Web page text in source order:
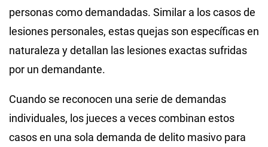
personas como demandadas. Similar a los casos de
lesiones personales, estas quejas son específicas en
naturaleza y detallan las lesiones exactas sufridas
por un demandante.
Cuando se reconocen una serie de demandas
individuales, los jueces a veces combinan estos
casos en una sola demanda de delito masivo para